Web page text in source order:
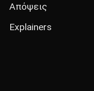
Απόψεις
Explainers